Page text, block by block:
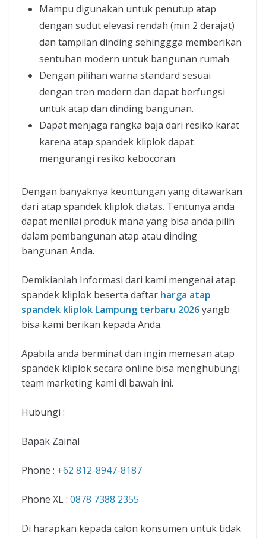
Mampu digunakan untuk penutup atap
dengan sudut elevasi rendah (min 2 derajat)
dan tampilan dinding sehinggga memberikan
sentuhan modern untuk bangunan rumah
Dengan pilihan warna standard sesuai
dengan tren modern dan dapat berfungsi
untuk atap dan dinding bangunan.
Dapat menjaga rangka baja dari resiko karat
karena atap spandek kliplok dapat
mengurangi resiko kebocoran.
Dengan banyaknya keuntungan yang ditawarkan
dari atap spandek kliplok diatas. Tentunya anda
dapat menilai produk mana yang bisa anda pilih
dalam pembangunan atap atau dinding
bangunan Anda.
Demikianlah Informasi dari kami mengenai atap
spandek kliplok beserta daftar harga atap
spandek kliplok Lampung terbaru 2026yangb
bisa kami berikan kepada Anda.
Apabila anda berminat dan ingin memesan atap
spandek kliplok secara online bisa menghubungi
team marketing kami di bawah ini.
Hubungi :
Bapak Zainal
Phone : +62 812-8947-8187
Phone XL : 0878 7388 2355
Di harapkan kepada calon konsumen untuk tidak